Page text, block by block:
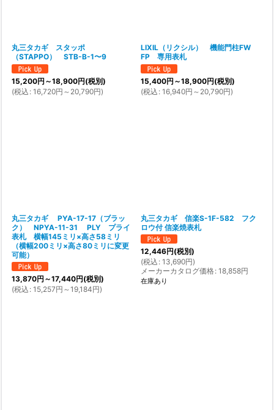
丸三タカギ スタッポ
（STAPPO） STB-B-1〜9
15,200円 ～18,900円(税別)
(税込 : 16,720円 ～20,790円)
LIXIL（リクシル） 機能門柱FW
FP 専用表札
15,400円 ～18,900円(税別)
(税込 : 16,940円 ～20,790円)
丸三タカギ PYA-17-17（ブラッ
ク） NPYA-11-31 PLY プライ
表札 横幅145ミリ×高さ58ミリ
（横幅200ミリ×高さ80ミリに変更
可能）
13,870円 ～17,440円(税別)
(税込 : 15,257円 ～19,184円)
丸三タカギ 信楽S-1F-582 フク
ロウ付 信楽焼表札
12,446円(税別)
(税込 : 13,690円)
メーカーカタログ価格: 18,858円
在庫あり